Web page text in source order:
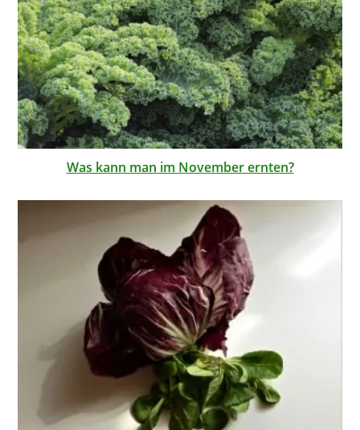
Was kann man im November ernten?